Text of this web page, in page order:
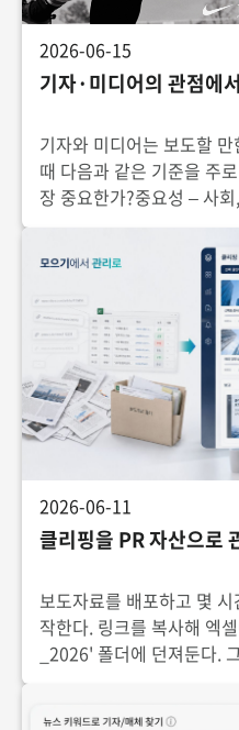
2026-06-15
기자·미디어의 관점에
기자와 미디어는 보도할
때 다음과 같은 기준을 주
장 중요한가?중요성 – 사
있는가?흥미성 – 독자나
저명성 – 유명 인물이나 기
2026-06-11
클리핑을 PR 자산으로
보도자료를 배포하고 몇
작한다. 링크를 복사해 엑
_2026' 폴더에 던져둔다.